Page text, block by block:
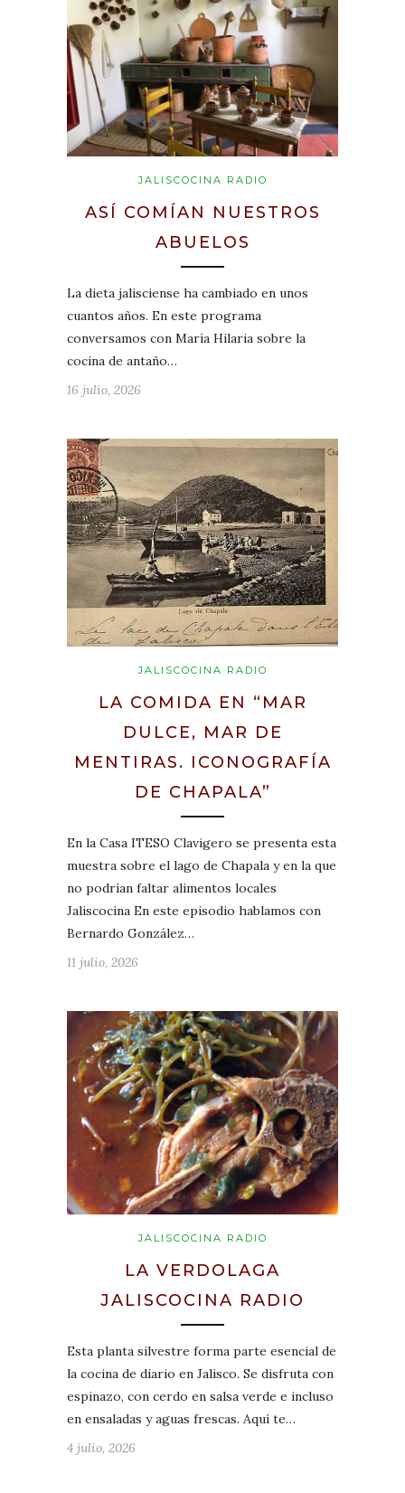
JALISCOCINA RADIO
ASÍ COMÍAN NUESTROS
ABUELOS
La dieta jalisciense ha cambiado en unos
cuantos años. En este programa
conversamos con María Hilaria sobre la
cocina de antaño…
16 julio, 2026
JALISCOCINA RADIO
LA COMIDA EN “MAR
DULCE, MAR DE
MENTIRAS. ICONOGRAFÍA
DE CHAPALA”
En la Casa ITESO Clavigero se presenta esta
muestra sobre el lago de Chapala y en la que
no podrían faltar alimentos locales
Jaliscocina En este episodio hablamos con
Bernardo González…
11 julio, 2026
JALISCOCINA RADIO
LA VERDOLAGA
JALISCOCINA RADIO
Esta planta silvestre forma parte esencial de
la cocina de diario en Jalisco. Se disfruta con
espinazo, con cerdo en salsa verde e incluso
en ensaladas y aguas frescas. Aquí te…
4 julio, 2026